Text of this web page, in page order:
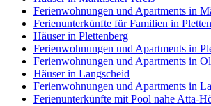
Ferienwohnungen und Apartments in
Ferienunterkünfte für Familien in
Häuser in Plettenberg
Ferienwohnungen und Apartments in
Ferienwohnungen und Apartments in
Häuser in Langscheid
Ferienwohnungen und Apartments in
Ferienunterkünfte mit Pool nahe Atta-